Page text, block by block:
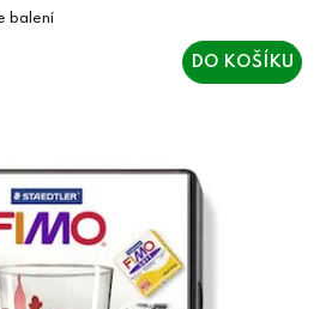
DO KOŠÍKU